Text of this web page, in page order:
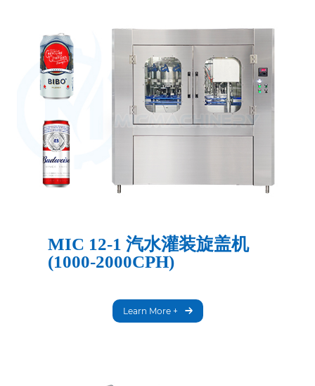
MIC 12-1 汽水灌装旋盖机
(1000-2000CPH)
Learn More +